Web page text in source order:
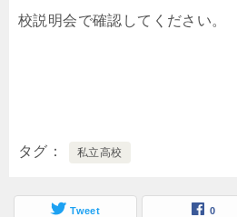
校説明会で確認してください。
タグ 私立高校
Tweet 0